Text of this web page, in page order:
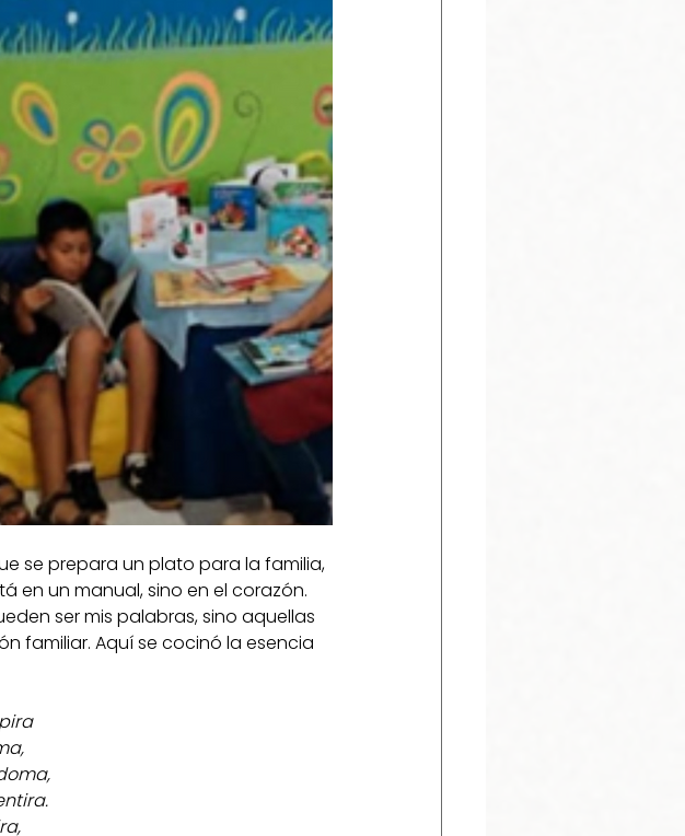
se prepara un plato para la familia,
en un manual, sino en el corazón.
ser mis palabras, sino aquellas
familiar. Aquí se cocinó la esencia